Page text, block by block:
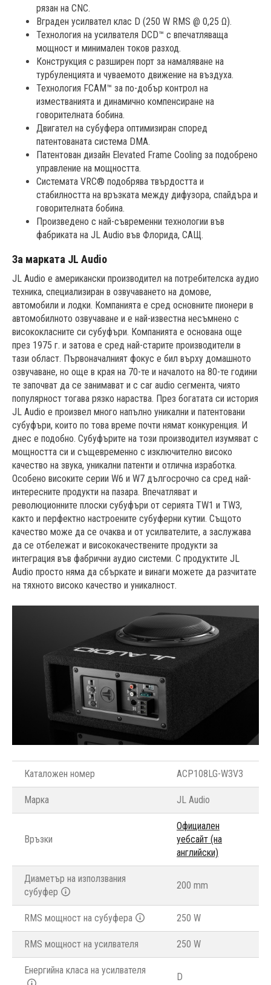
рязан на CNC.
Вграден усилвател клас D (250 W RMS @ 0,25 Ω).
Технология на усилвателя DCD™ с впечатляваща
мощност и минимален токов разход.
Конструкция с разширен порт за намаляване на
турбуленцията и чуваемото движение на въздуха.
Технология FCAM™ за по-добър контрол на
изместванията и динамично компенсиране на
говорителната бобина.
Двигател на субуфера оптимизиран според
патентованата система DMA.
Патентован дизайн Elevated Frame Cooling за подобрено
управление на мощността.
Системата VRC® подобрява твърдостта и
стабилността на връзката между дифузора, спайдъра и
говорителната бобина.
Произведено с най-съвременни технологии във
фабриката на JL Audio във Флорида, САЩ.
За марката JL Audio
JL Audio е американски производител на потребителска аудио
техника, специализиран в озвучаването на домове,
автомобили и лодки. Компанията е сред основните пионери в
автомобилното озвучаване и е най-известна несъмнено с
висококласните си субуфъри. Компанията е основана още
през 1975 г. и затова е сред най-старите производители в
тази област. Първоначалният фокус е бил върху домашното
озвучаване, но още в края на 70-те и началото на 80-те години
те започват да се занимават и с car audio сегмента, чиято
популярност тогава рязко нараства. През богатата си история
JL Audio е произвел много напълно уникални и патентовани
субуфъри, които по това време почти нямат конкуренция. И
днес е подобно. Субуфърите на този производител изумяват с
мощността си и същевременно с изключително високо
качество на звука, уникални патенти и отлична изработка.
Особено високите серии W6 и W7 дългосрочно са сред най-
интересните продукти на пазара. Впечатляват и
революционните плоски субуфъри от серията TW1 и TW3,
както и перфектно настроените субуферни кутии. Същото
качество може да се очаква и от усилвателите, а заслужава
да се отбележат и висококачествените продукти за
интеграция във фабрични аудио системи. С продуктите JL
Audio просто няма да сбъркате и винаги можете да разчитате
на тяхното високо качество и уникалност.
Каталожен номер ACP108LG-W3V3
Марка JL Audio
Връзки
Официален
уебсайт (на
английски)
Диаметър на използвания
субуфер
200 mm
RMS мощност на субуфера 250 W
RMS мощност на усилвателя 250 W
Енергийна класа на усилвателя
D